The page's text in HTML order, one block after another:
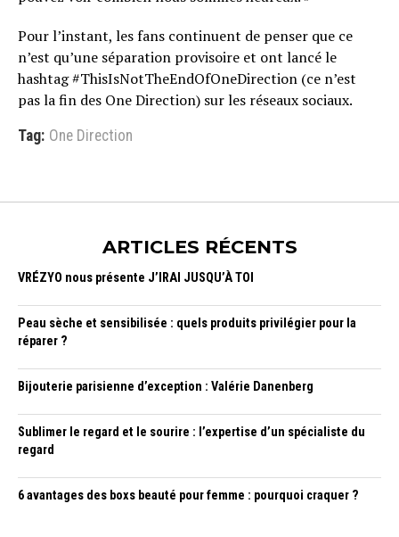
Pour l’instant, les fans continuent de penser que ce
n’est qu’une séparation provisoire et ont lancé le
hashtag #ThisIsNotTheEndOfOneDirection (ce n’est
pas la fin des One Direction) sur les réseaux sociaux.
Tag: One Direction
ARTICLES RÉCENTS
VRÉZYO nous présente J’IRAI JUSQU’À TOI
Peau sèche et sensibilisée : quels produits privilégier pour la
réparer ?
Bijouterie parisienne d’exception : Valérie Danenberg
Sublimer le regard et le sourire : l’expertise d’un spécialiste du
regard
6 avantages des boxs beauté pour femme : pourquoi craquer ?